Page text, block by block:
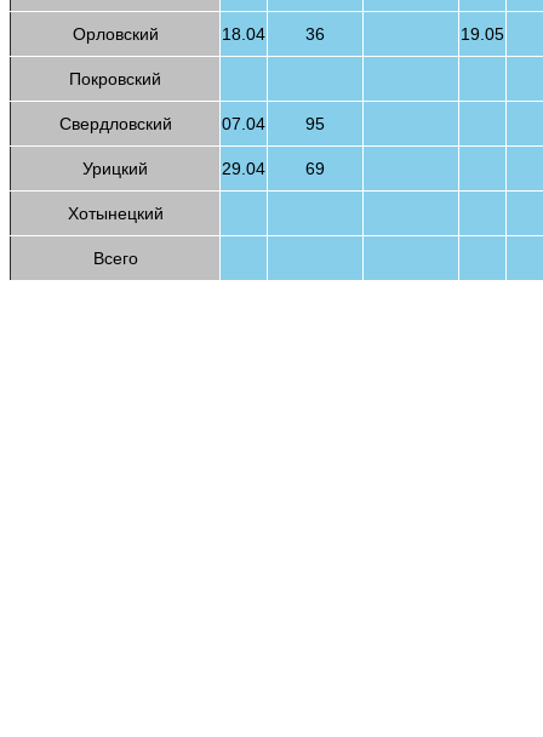
Орловский 18.04 36 19.05
Покровский
Свердловский 07.04 95
Урицкий 29.04 69
Хотынецкий
Всего